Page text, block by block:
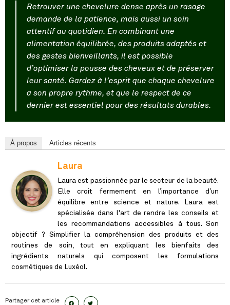
Retrouver une chevelure dense après un rasage
demande de la patience, mais aussi un soin
attentif au quotidien. En combinant une
alimentation équilibrée, des produits adaptés et
des gestes bienveillants, il est possible
d’optimiser la pousse des cheveux et de préserver
leur santé. Gardez à l’esprit que chaque chevelure
a son propre rythme, et que le respect de ce
dernier est essentiel pour des résultats durables.
À propos Articles récents
Laura
Laura est passionnée par le secteur de la beauté.
Elle croit fermement en l’importance d’un
équilibre entre science et nature. Laura est
spécialisée dans l'art de rendre les conseils et
les recommandations accessibles à tous. Son
objectif ? Simplifier la compréhension des produits et des
routines de soin, tout en expliquant les bienfaits des
ingrédients naturels qui composent les formulations
cosmétiques de Luxéol.
Partager cet article